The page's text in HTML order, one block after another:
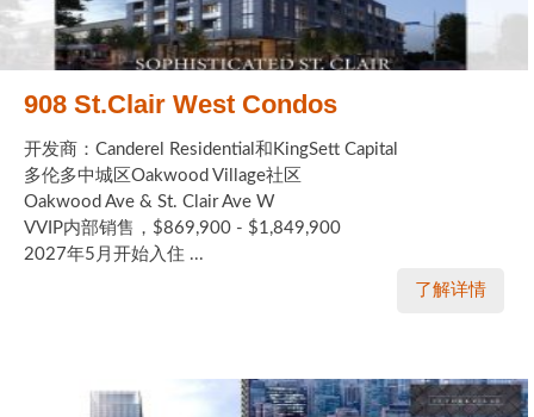
908 St.Clair West Condos
开发商：Canderel Residential和KingSett Capital
多伦多中城区Oakwood Village社区
Oakwood Ave & St. Clair Ave W
VVIP内部销售，$869,900 - $1,849,900
2027年5月开始入住 ...
了解详情